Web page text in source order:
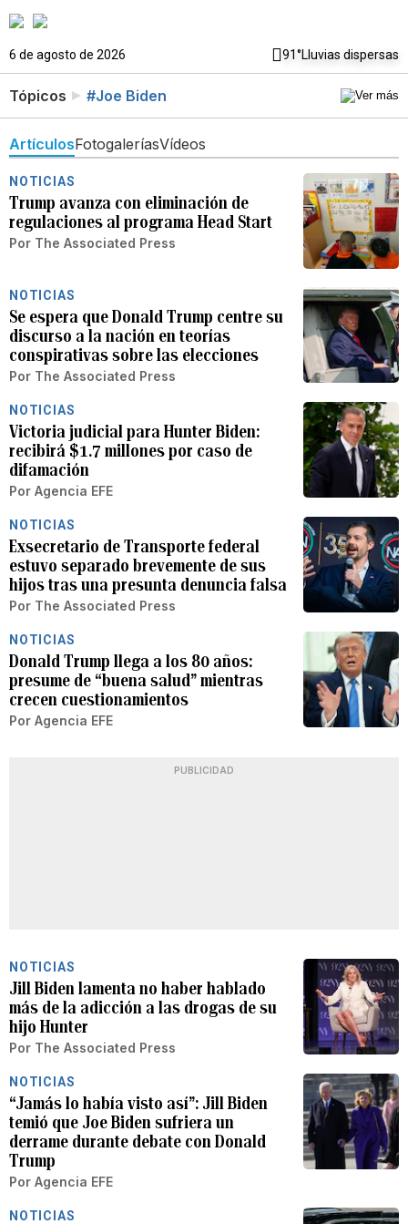
6 de agosto de 2026 91°Lluvias dispersas
Tópicos #Joe Biden
ArtículosFotogaleríasVídeos
NOTICIAS
Trump avanza con eliminación de
regulaciones al programa Head Start
Por The Associated Press
NOTICIAS
Se espera que Donald Trump centre su
discurso a la nación en teorías
conspirativas sobre las elecciones
Por The Associated Press
NOTICIAS
Victoria judicial para Hunter Biden:
recibirá $1.7 millones por caso de
difamación
Por Agencia EFE
NOTICIAS
Exsecretario de Transporte federal
estuvo separado brevemente de sus
hijos tras una presunta denuncia falsa
Por The Associated Press
NOTICIAS
Donald Trump llega a los 80 años:
presume de “buena salud” mientras
crecen cuestionamientos
Por Agencia EFE
PUBLICIDAD
NOTICIAS
Jill Biden lamenta no haber hablado
más de la adicción a las drogas de su
hijo Hunter
Por The Associated Press
NOTICIAS
“Jamás lo había visto así”: Jill Biden
temió que Joe Biden sufriera un
derrame durante debate con Donald
Trump
Por Agencia EFE
NOTICIAS